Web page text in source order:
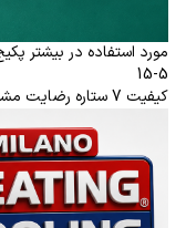
مورد استفاده در بیشتر
15-5
کیفیت 7 ستاره رضایت مشتری